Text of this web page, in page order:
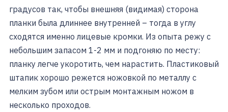
градусов так, чтобы внешняя (видимая) сторона
планки была длиннее внутренней – тогда в углу
сходятся именно лицевые кромки. Из опыта режу с
небольшим запасом 1-2 мм и подгоняю по месту:
планку легче укоротить, чем нарастить. Пластиковый
штапик хорошо режется ножовкой по металлу с
мелким зубом или острым монтажным ножом в
несколько проходов.